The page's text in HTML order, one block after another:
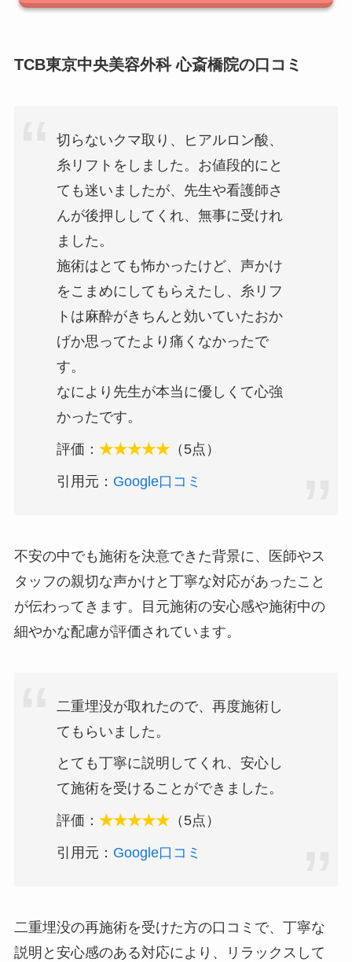
TCB東京中央美容外科 心斎橋院の口コミ
切らないクマ取り、ヒアルロン酸、
糸リフトをしました。お値段的にと
ても迷いましたが、先生や看護師さ
んが後押ししてくれ、無事に受けれ
ました。
施術はとても怖かったけど、声かけ
をこまめにしてもらえたし、糸リフ
トは麻酔がきちんと効いていたおか
げか思ってたより痛くなかったで
す。
なにより先生が本当に優しくて心強
かったです。
評価： ★★★★★（5点）
引用元： Google口コミ
不安の中でも施術を決意できた背景に、医師やス
タッフの親切な声かけと丁寧な対応があったこと
が伝わってきます。目元施術の安心感や施術中の
細やかな配慮が評価されています。
二重埋没が取れたので、再度施術し
てもらいました。
とても丁寧に説明してくれ、安心し
て施術を受けることができました。
評価： ★★★★★（5点）
引用元： Google口コミ
二重埋没の再施術を受けた方の口コミで、丁寧な
説明と安心感のある対応により、リラックスして